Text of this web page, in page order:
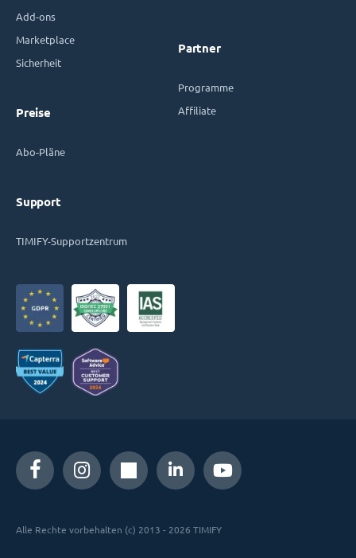
Add-ons
Marketplace
Sicherheit
Preise
Abo-Pläne
Support
TIMIFY-Supportzentrum
Partner
Programme
Affiliate
Alle Rechte vorbehalten (c) 2013 - 2026 TIMIFY